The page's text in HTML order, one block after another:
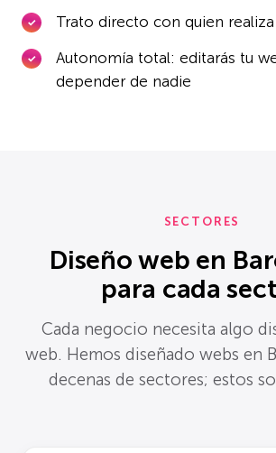
Trato directo con quien
Autonomía total: editarás tu
depender de nadie
SECTORES
Diseño web en
para cada
Cada negocio necesita algo
web. Hemos diseñado webs en
decenas de sectores; estos